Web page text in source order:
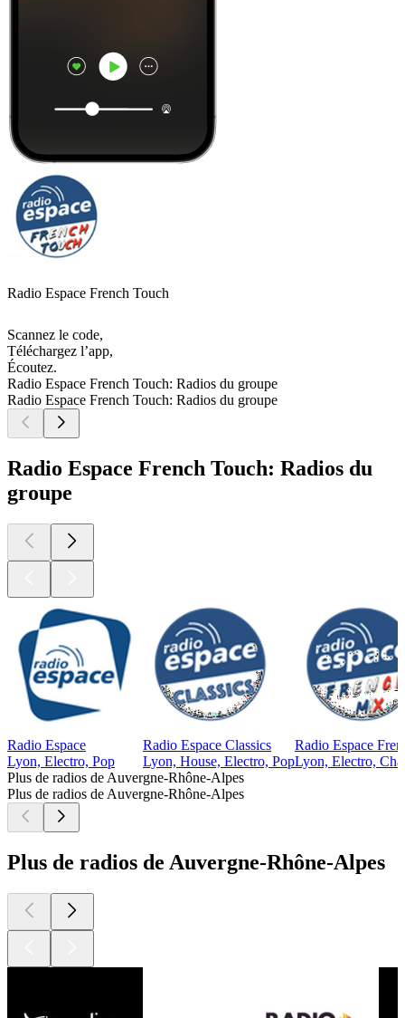
Radio Espace French Touch
Scannez le code,
Téléchargez l’app,
Écoutez.
Radio Espace French Touch: Radios du groupe
Radio Espace French Touch: Radios du groupe
Radio Espace French Touch: Radios du
groupe
Radio Espace
Lyon, Electro, Pop
Radio Espace Classics
Lyon, House, Electro, Pop
Radio Espace
Lyon, Electro,
Plus de radios de Auvergne-Rhône-Alpes
Plus de radios de Auvergne-Rhône-Alpes
Plus de radios de Auvergne-Rhône-Alpes